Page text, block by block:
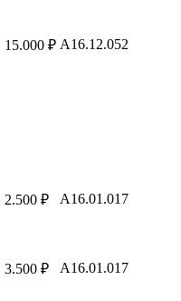
15.000 ₽ A16.12.052
2.500 ₽ A16.01.017
3.500 ₽ A16.01.017